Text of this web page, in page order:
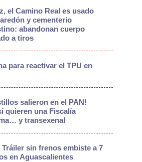
el Camino Real es usado
y cementerio
abandonan cuerpo
a tiros
para reactivar el TPU en
salieron en el PAN!
quieren una Fiscalía
y transexenal
Tráiler sin frenos embiste a 7
en Aguascalientes